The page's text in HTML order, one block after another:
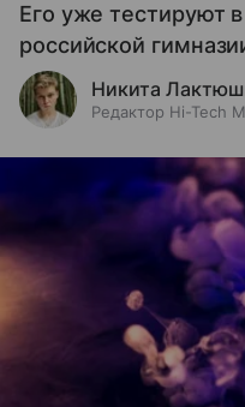
Его уже тестируют
российской
Никита
Редактор Hi-Tech